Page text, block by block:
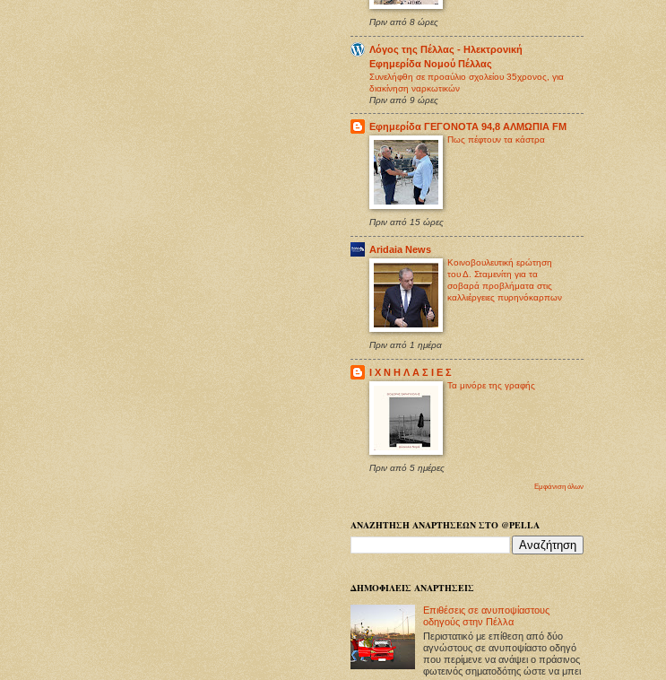
Πριν από 8 ώρες
Λόγος της Πέλλας - Ηλεκτρονική
Εφημερίδα Νομού Πέλλας
Συνελήφθη σε προαύλιο σχολείου 35χρονος, για
διακίνηση ναρκωτικών
Πριν από 9 ώρες
Εφημερίδα ΓΕΓΟΝΟΤΑ 94,8 ΑΛΜΩΠΙΑ FM
Πως πέφτουν τα κάστρα
Πριν από 15 ώρες
Aridaia News
Κοινοβουλευτική ερώτηση
του Δ. Σταμενίτη για τα
σοβαρά προβλήματα στις
καλλιέργειες πυρηνόκαρπων
Πριν από 1 ημέρα
Ι Χ Ν Η Λ Α Σ Ι Ε Σ
Τα μινόρε της γραφής
Πριν από 5 ημέρες
Εμφάνιση όλων
ΑΝΑΖΗΤΗΣΗ ΑΝΑΡΤΗΣΕΩΝ ΣΤΟ @PELLA
ΔΗΜΟΦΙΛΕΙΣ ΑΝΑΡΤΗΣΕΙΣ
Επιθέσεις σε ανυποψίαστους
οδηγούς στην Πέλλα
Περιστατικό με επίθεση από δύο
αγνώστους σε ανυποψίαστο οδηγό
που περίμενε να ανάψει ο πράσινος
φωτεινός σηματοδότης ώστε να μπει